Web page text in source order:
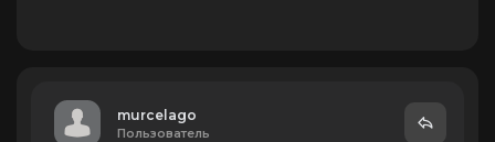
murcelago
Пользователь